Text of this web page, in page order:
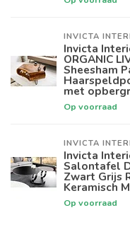
INVICTA
Invicta
ORGANIC
Sheesham
met
Op voorraad
INVICTA
Invicta
Salontafel
Zwart Grijs
Keramisch
Op voorraad